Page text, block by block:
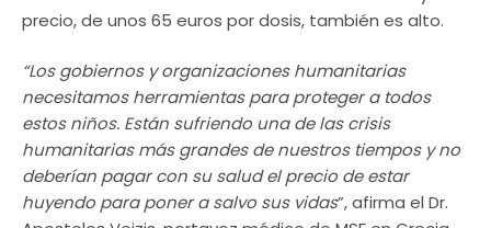
precio, de unos 65 euros por dosis, también es alto.
“Los gobiernos y organizaciones humanitarias
necesitamos herramientas para proteger a todos
estos niños. Están sufriendo una de las crisis
humanitarias más grandes de nuestros tiempos y no
deberían pagar con su salud el precio de estar
huyendo para poner a salvo sus vidas”, afirma el Dr.